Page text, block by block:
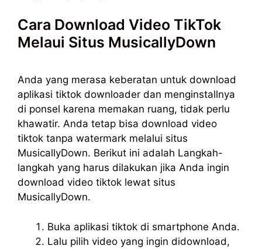
Cara Download Video TikTok
Melaui Situs MusicallyDown
Anda yang merasa keberatan untuk download
aplikasi tiktok downloader dan menginstallnya
di ponsel karena memakan ruang, tidak perlu
khawatir. Anda tetap bisa download video
tiktok tanpa watermark melalui situs
MusicallyDown. Berikut ini adalah Langkah-
langkah yang harus dilakukan jika Anda ingin
download video tiktok lewat situs
MusicallyDown.
Buka aplikasi tiktok di smartphone Anda.
Lalu pilih video yang ingin didownload,